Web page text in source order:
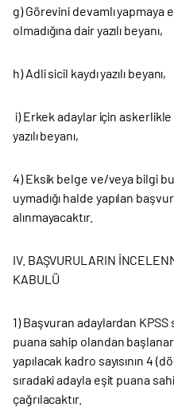
g) Görevini devamlı yapmaya
olmadığına dair yazılı beyanı,
h) Adli sicil kaydı yazılı beyanı,
i) Erkek adaylar için askerlikle
yazılı beyanı,
4) Eksik belge ve/veya bilgi
uymadığı halde yapılan
alınmayacaktır.
IV. BAŞVURULARIN
KABULÜ
1) Başvuran adaylardan
puana sahip olandan
yapılacak kadro sayısının 4
sıradaki adayla eşit puana
çağrılacaktır.